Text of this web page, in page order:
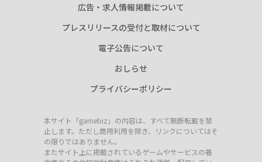
広告・求人情報掲載について
プレスリリースの受付と取材について
電子公告について
おしらせ
プライバシーポリシー
本サイト「gamebiz」の内容は、すべて無断転載を禁
止します。ただし商用利用を除き、リンクについてはそ
の限りではありません。
またサイト上に掲載されているゲームやサービスの著